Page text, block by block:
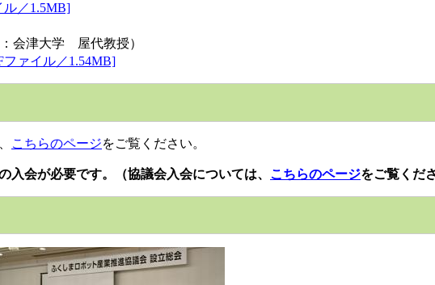
ル／1.5MB]
会津大学 屋代教授）
ァイル／1.54MB]
こちらのページをご覧ください。
会が必要です。 （協議会入会については、 こちらのページをご覧くだ